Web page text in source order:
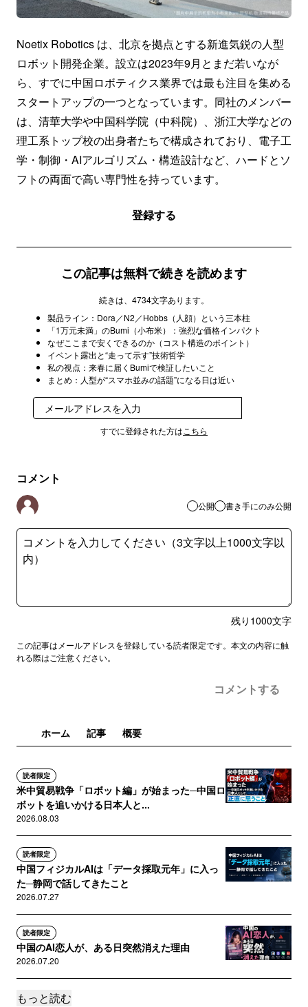
Noetix Robotics は、北京を拠点とする新進気鋭の人型
ロボット開発企業。設立は2023年9月とまだ若いなが
ら、すでに中国ロボティクス業界では最も注目を集める
スタートアップの一つとなっています。同社のメンバー
は、清華大学や中国科学院（中科院）、浙江大学などの
理工系トップ校の出身者たちで構成されており、電子工
学・制御・AIアルゴリズム・構造設計など、ハードとソ
フトの両面で高い専門性を持っています。
登録する
この記事は無料で続きを読めます
続きは、4734文字あります。
製品ライン：Dora／N2／Hobbs（人顔）という三本柱
「1万元未満」のBumi（小布米）：強烈な価格インパクト
なぜここまで安くできるのか（コスト構造のポイント）
イベント露出と“走って示す”技術哲学
私の視点：来春に届くBumiで検証したいこと
まとめ：人型が“スマホ並みの話題”になる日は近い
すでに登録された方は こちら
コメント
公開 書き手にのみ公開
残り 1000文字
この記事はメールアドレスを登録している読者限定です。本文の内容に触
れる際はご注意ください。
コメントする
ホーム 記事 概要
読者限定
米中貿易戦争「ロボット編」が始まった─中国ロ
ボットを追いかける日本人と...
2026.08.03
読者限定
中国フィジカルAIは「データ採取元年」に入っ
た─静岡で話してきたこと
2026.07.27
読者限定
中国のAI恋人が、ある日突然消えた理由
2026.07.20
読者限定
もっと読む